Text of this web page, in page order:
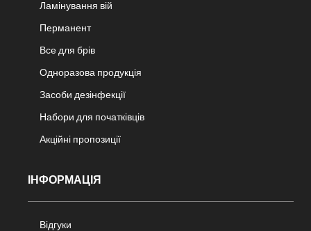
Ламінування вій
Перманент
Все для брів
Одноразова продукція
Засоби дезінфекції
Набори для початківців
Акційні пропозиції
ІНФОРМАЦІЯ
Відгуки